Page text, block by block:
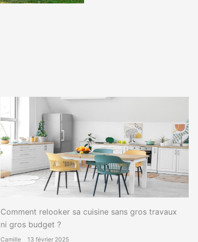
Comment relooker sa cuisine sans gros travaux
ni gros budget ?
Camille 13 février 2025